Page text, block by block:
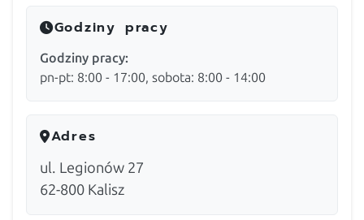
Godziny pracy
Godziny pracy:
pn-pt: 8:00 - 17:00, sobota: 8:00 - 14:00
Adres
ul. Legionów 27
62-800 Kalisz